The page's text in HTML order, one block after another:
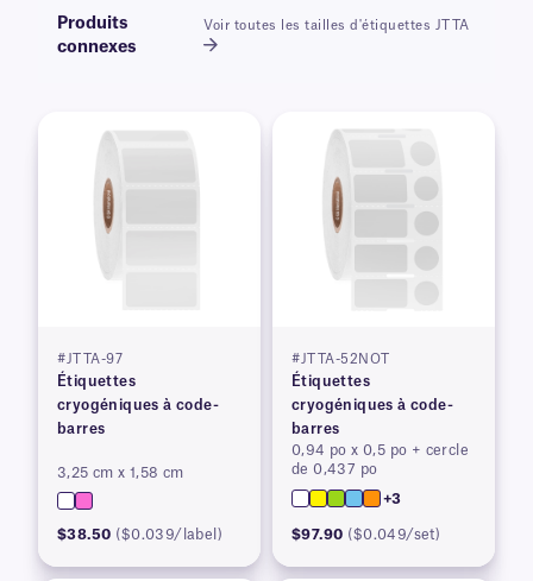
Produits
connexes
Voir toutes les tailles d'étiquettes JTTA
#JTTA-97
Étiquettes
cryogéniques à code-
barres
3,25 cm x 1,58 cm
$38.50 ($0.039/label)
#JTTA-52NOT
Étiquettes
cryogéniques à code-
barres
0,94 po x 0,5 po + cercle
de 0,437 po
+3
$97.90 ($0.049/set)